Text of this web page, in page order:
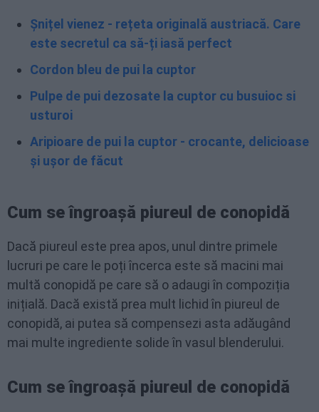
Șnițel vienez - rețeta originală austriacă. Care
este secretul ca să-ți iasă perfect
Cordon bleu de pui la cuptor
Pulpe de pui dezosate la cuptor cu busuioc si
usturoi
Aripioare de pui la cuptor - crocante, delicioase
și ușor de făcut
Cum se îngroașă piureul de conopidă
Dacă piureul este prea apos, unul dintre primele
lucruri pe care le poți încerca este să macini mai
multă conopidă pe care să o adaugi în compoziția
inițială. Dacă există prea mult lichid în piureul de
conopidă, ai putea să compensezi asta adăugând
mai multe ingrediente solide în vasul blenderului.
Cum se îngroașă piureul de conopidă